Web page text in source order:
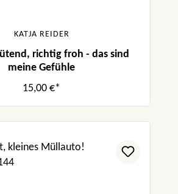
KATJA REIDER
richtig froh - das sind
meine Gefühle
15,00 €*